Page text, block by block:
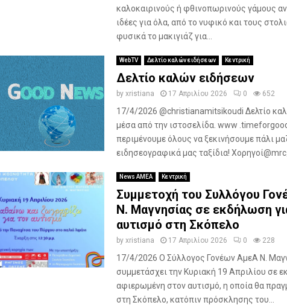
καλοκαιρινούς ή φθινοπωρινούς γάμους
ιδέες για όλα, από το νυφικό και τους
φυσικά το μακιγιάζ για...
WebTV Δελτίο καλών ειδήσεων Κεντρική
Δελτίο καλών ειδήσεων
by xristiana 17 Απριλίου 2026 0 652
17/4/2026 @christianamitsikoudi Δελτίο
μέσα από την ιστοσελίδα. www
περιμένουμε όλους να ξεκινήσουμε πάλι
ειδησεογραφικά μας ταξίδια!
News ΑΜΕΑ Κεντρική
Συμμετοχή του Συλλόγου
Ν. Μαγνησίας σε εκδήλωση
αυτισμό στη Σκόπελο
by xristiana 17 Απριλίου 2026 0 228
17/4/2026 Ο Σύλλογος Γονέων ΑμεΑ Ν.
συμμετάσχει την Κυριακή 19 Απριλίου σε
αφιερωμένη στον αυτισμό, η οποία θα
στη Σκόπελο, κατόπιν πρόσκλησης του...